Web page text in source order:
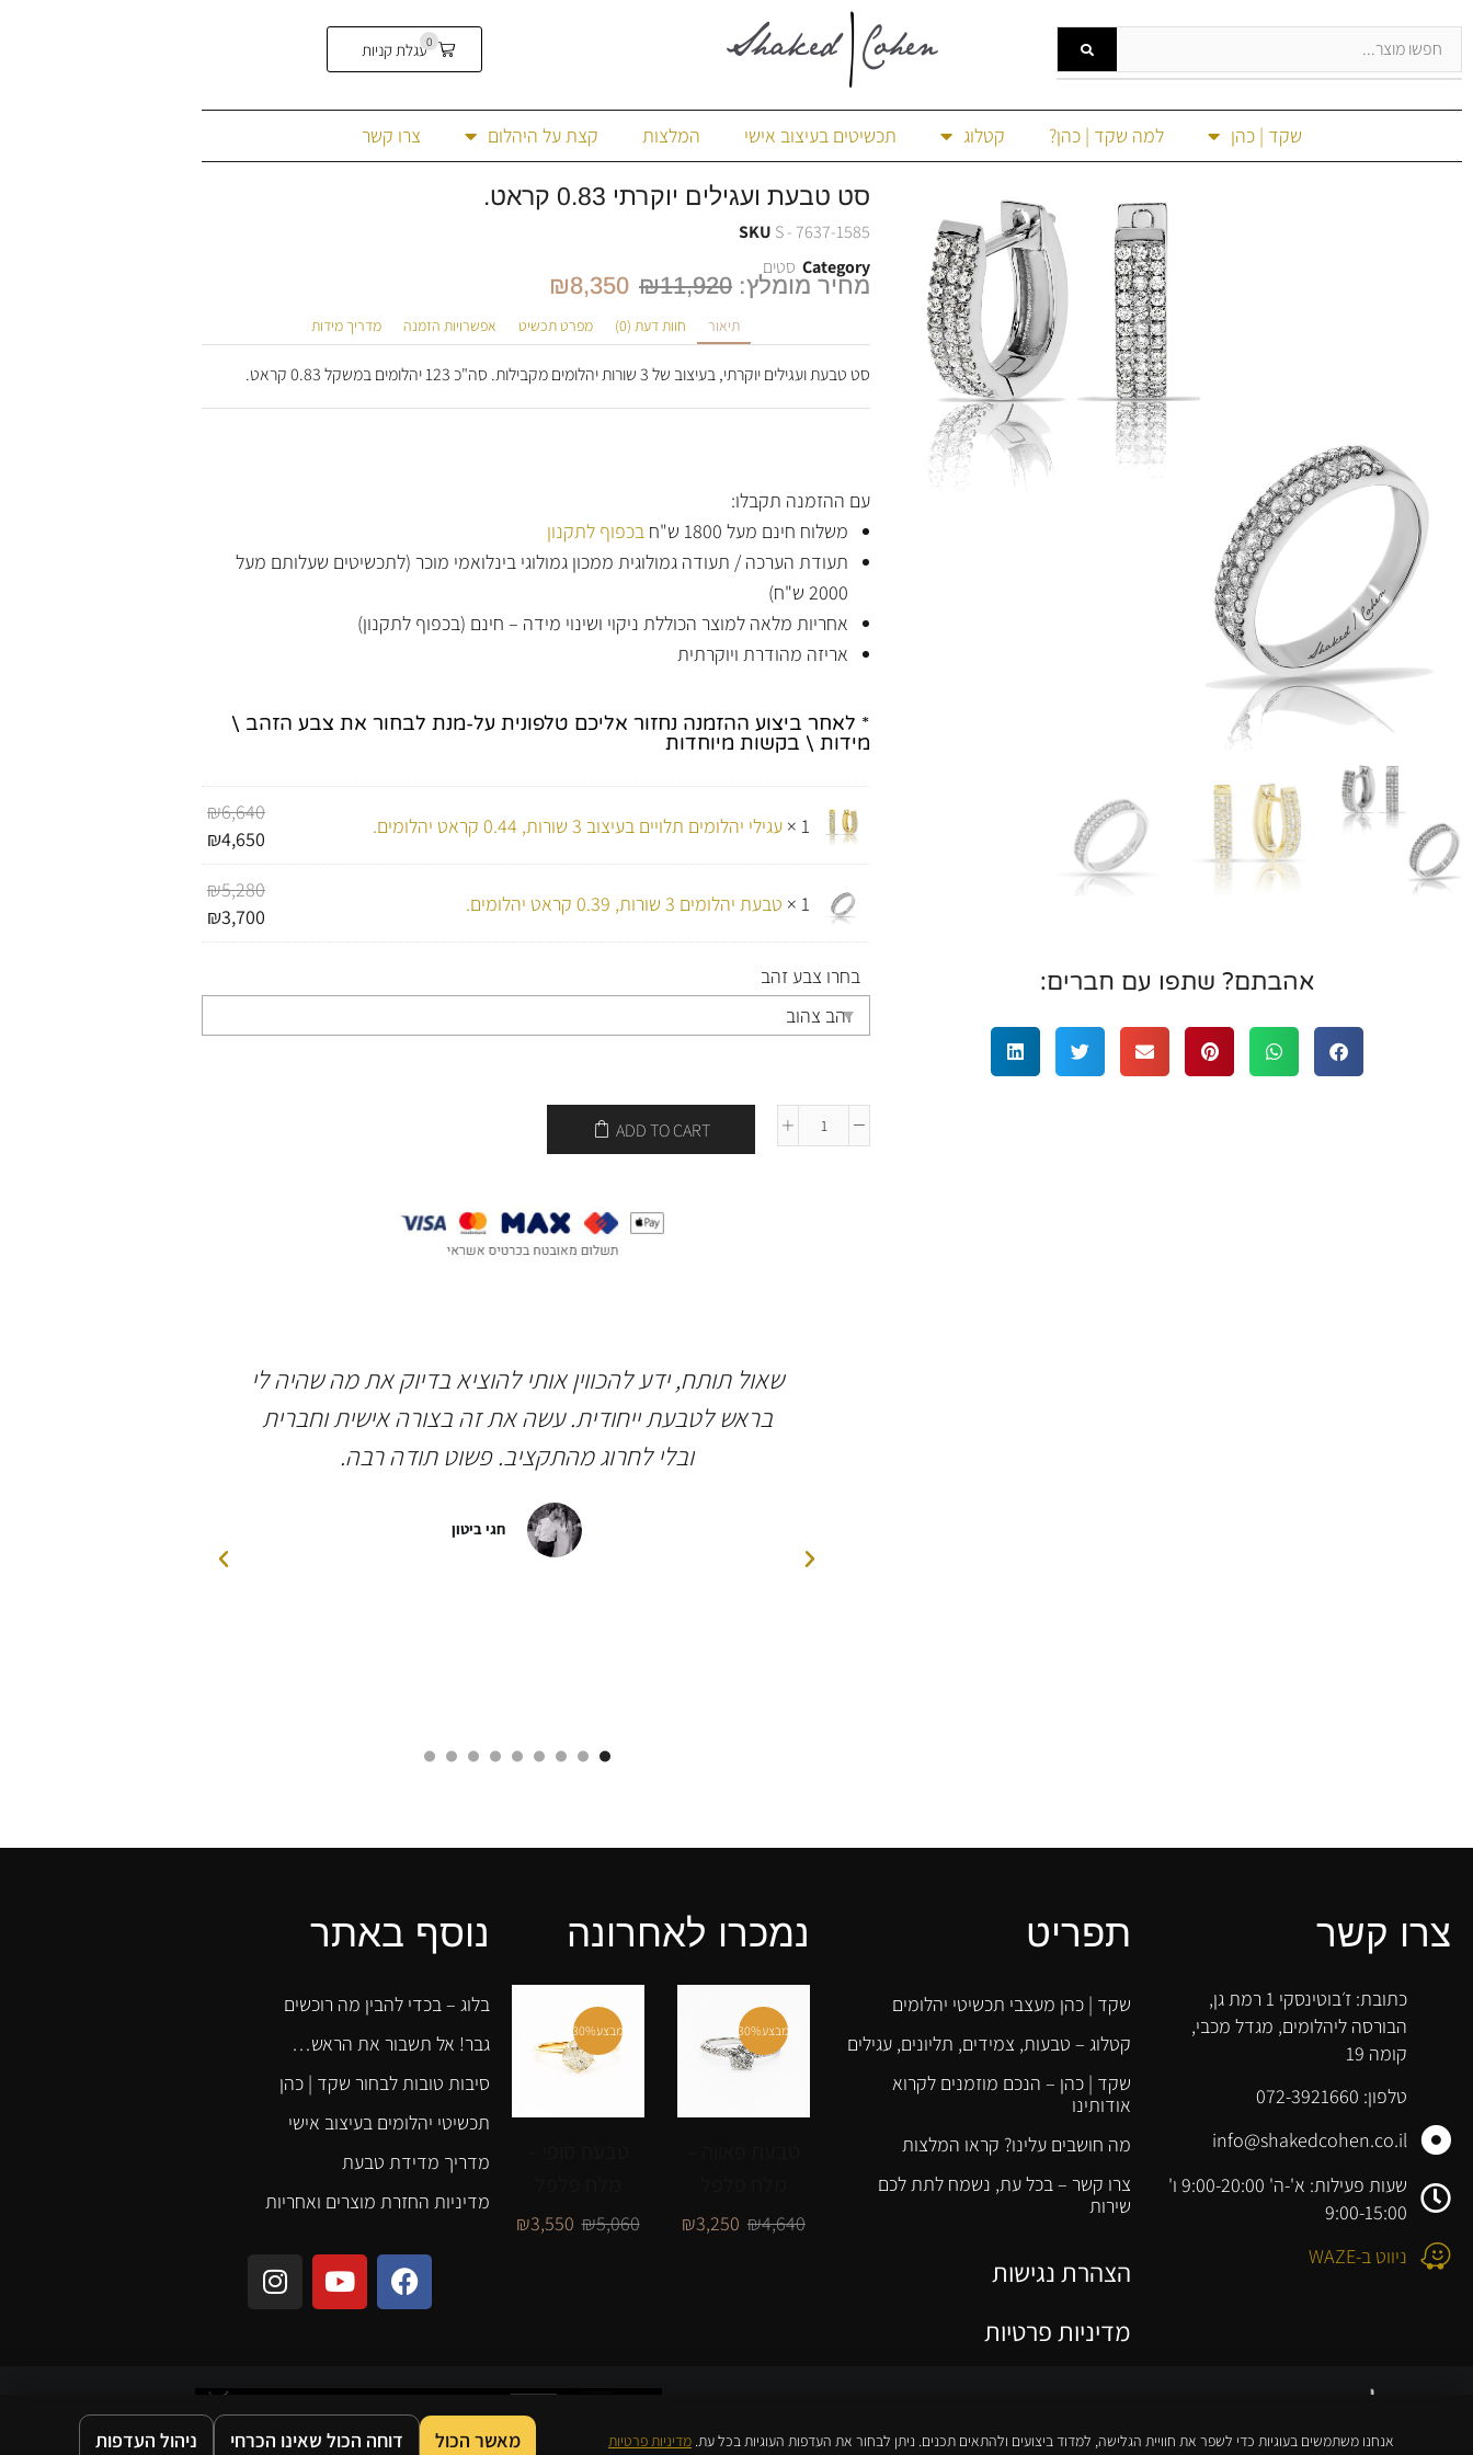
0עגלת קניות
שקד | כהן למה שקד | כהן? קטלוג תכשיטים בעיצוב אישי המלצות קצת על היהלום צרו קשר
אהבתם? שתפו עם חברים:
סט טבעת ועגילים יוקרתי 0.83 קראט.
SKU S - 7637-1585
Category סטים
מחיר מומלץ: ₪11,920
₪8,350
תיאור חוות דעת (0) מפרט תכשיט אפשרויות הזמנה מדריך מידות
סט טבעת ועגילים יוקרתי, בעיצוב של 3 שורות יהלומים מקבילות. סה"כ 123 יהלומים במשקל 0.83 קראט.
עם ההזמנה תקבלו:
משלוח חינם מעל 1800 ש"ח
בכפוף לתקנון
תעודת הערכה / תעודה גמולוגית ממכון גמולוגי בינלואמי מוכר (לתכשיטים שעלותם מעל
2000 ש"ח)
אחריות מלאה למוצר הכוללת ניקוי ושינוי מידה – חינם (בכפוף לתקנון)
אריזה מהודרת ויוקרתית
* לאחר ביצוע ההזמנה נחזור אליכם טלפונית על-מנת לבחור את צבע הזהב \
מידות \ בקשות מיוחדות
1 × עגילי יהלומים תלויים בעיצוב 3 שורות, 0.44 קראט יהלומים.
₪6,640
₪4,650
1 × טבעת יהלומים 3 שורות, 0.39 קראט יהלומים.
₪5,280
₪3,700
בחרו צבע זהב
ADD TO CART
שאול תותח, ידע להכווין אותי להוציא בדיוק את מה שהיה לי
בראש לטבעת ייחודית. עשה את זה בצורה אישית וחברית
ובלי לחרוג מהתקציב. פשוט תודה רבה.
חגי ביטון
צרו קשר
כתובת: ז׳בוטינסקי 1 רמת גן,
הבורסה ליהלומים, מגדל מכבי,
קומה 19
טלפון: 072-3921660
info@shakedcohen.co.il
שעות פעילות: א'-ה' 9:00-20:00 ו'
9:00-15:00
ניווט ב-WAZE
תפריט
שקד | כהן מעצבי תכשיטי יהלומים
קטלוג – טבעות, צמידים, תליונים, עגילים
שקד | כהן – הנכם מוזמנים לקרוא
אודותינו
מה חושבים עלינו? קראו המלצות
צרו קשר – בכל עת, נשמח לתת לכם
שירות
הצהרת נגישות
מדיניות פרטיות
נמכרו לאחרונה
מבצע30%
₪4,640
₪3,250
מבצע30%
₪5,060
₪3,550
נוסף באתר
בלוג – בכדי להבין מה רוכשים
גבר! אל תשבור את הראש…
סיבות טובות לבחור שקד | כהן
תכשיטי יהלומים בעיצוב אישי
מדריך מדידת טבעת
מדיניות החזרת מוצרים ואחריות
אנחנו משתמשים בעוגיות כדי לשפר את חוויית הגלישה, למדוד ביצועים ולהתאים תכנים. ניתן לבחור את העדפות העוגיות בכל עת. מדיניות פרטיות מאשר הכול דוחה הכול שאינו הכרחי ניהול העדפות